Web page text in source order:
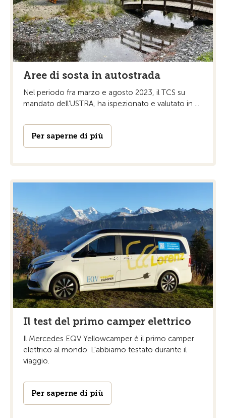
Aree di sosta in autostrada
Nel periodo fra marzo e agosto 2023, il TCS su
mandato dell’USTRA, ha ispezionato e valutato in ...
Per saperne di più
Il test del primo camper elettrico
Il Mercedes EQV Yellowcamper è il primo camper
elettrico al mondo. L'abbiamo testato durante il
viaggio.
Per saperne di più